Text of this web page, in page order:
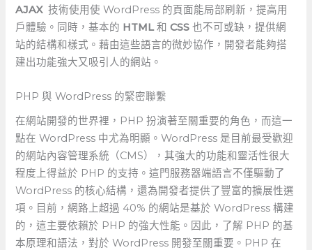
AJAX⁢ 技術使用使 WordPress 的頁面能局部刷新，提高用
戶體驗。同時，基本的 HTML和CSS 也不可或缺，提供網
站的結構和樣式。藉由這些語言的微妙協作，開發者能夠搭
建出功能強大又吸引人的網站。
PHP 與⁢ WordPress 的緊密聯繫
在網站開發的世界裡，PHP⁣ 扮演著至關重要的角色，而這一
點在 WordPress 中尤為明顯。WordPress 是目前最受歡迎
的網站內容管理系統（CMS），其強大的功能和靈活性很大
程度上得益於 PHP 的支持。這門服務器端語言不僅驅動了
WordPress 的核心結構，還為開發者提供了豐富的擴展性選
項。目前，網路上超過 40% 的網站是基於⁣ WordPress 構建
的，這主要依賴於⁣ PHP 的強大性能。因此，了解 ‍PHP 的基
本原理和語法，對於​ WordPress ⁣開發至關重要。PHP 在